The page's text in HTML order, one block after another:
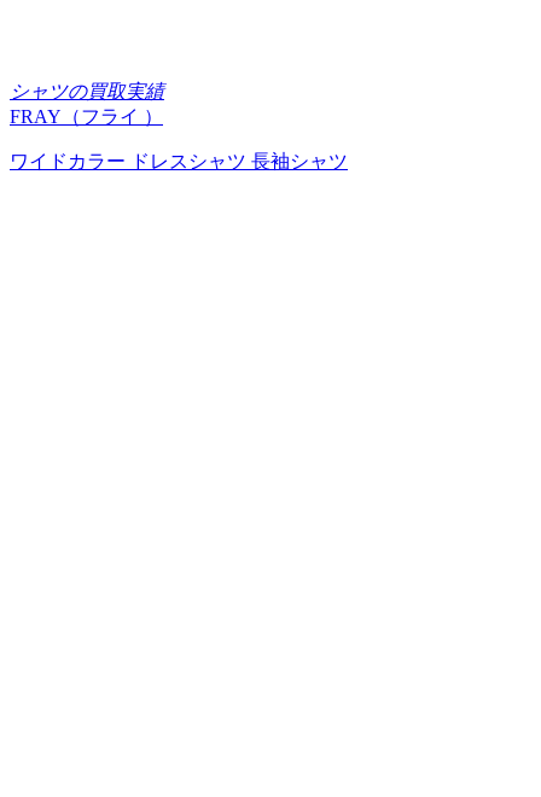
シャツの買取実績
FRAY（フライ ）
ワイドカラー ドレスシャツ 長袖シャツ